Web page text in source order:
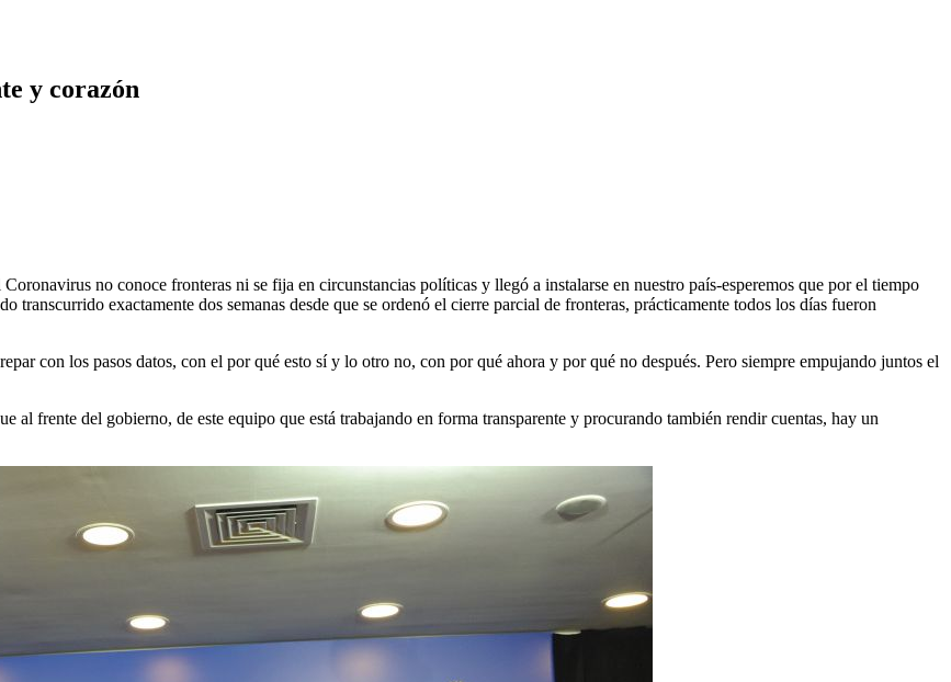
y corazón
no conoce fronteras ni se fija en circunstancias políticas y llegó a instalarse en nuestro país-esperemos que por el tiempo
exactamente dos semanas desde que se ordenó el cierre parcial de fronteras, prácticamente todos los días fueron
con los pasos datos, con el por qué esto sí y lo otro no, con por qué ahora y por qué no después. Pero siempre empujando juntos el
al frente del gobierno, de este equipo que está trabajando en forma transparente y procurando también rendir cuentas, hay un